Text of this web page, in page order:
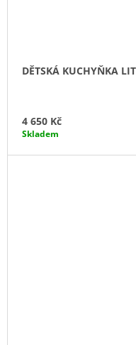
DĚTSKÁ KUCHYŇKA
4 650 Kč
Skladem